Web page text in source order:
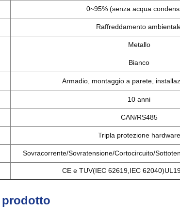
0~95% (senza acqua
Raffreddamento
Metallo
Bianco
Armadio, montaggio a parete,
10 anni
CAN/RS485
Tripla protezione hardware
Sovracorrente/Sovratensione/Cortocircuito/
CE e TUV(IEC 62619,IEC